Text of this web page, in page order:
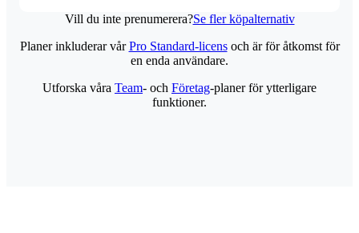
Vill du inte prenumerera?Se fler köpalternativ
Planer inkluderar vårPro Standard-licensoch är för åtkomst för
en enda användare.
Utforska våra Team- och Företag-planer för ytterligare
funktioner.